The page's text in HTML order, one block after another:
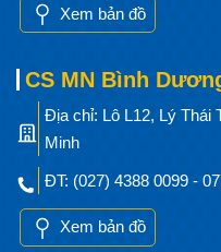
Xem bản đồ
CS MN Bình
Địa chỉ: Lô L12, Lý Thái
Minh
ĐT: (027) 4388 0099 -
Xem bản đồ